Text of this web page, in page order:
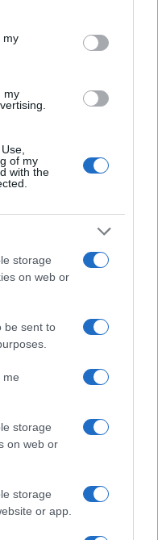
in below Google
my
my
of my
with the
storage
on web or
be sent to
me
storage
on web or
storage
or app.